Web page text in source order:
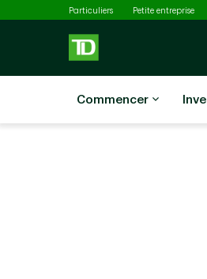
Passer au contenu principal
Particuliers Petite entreprise
Commencer